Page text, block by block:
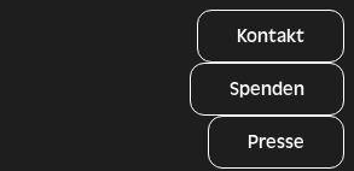
Kontakt
Spenden
Presse